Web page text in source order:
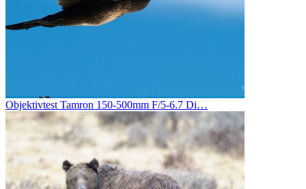
Objektivtest Tamron 150-500mm F/5-6.7 Di…